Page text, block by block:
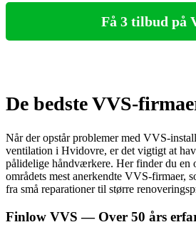
Få 3 tilbud på
De bedste VVS-
Når der opstår problemer med VVS-
ventilation i Hvidovre, er det vigtigt at
pålidelige håndværkere. Her finder du en
områdets mest anerkendtе VVS-firmaer,
fra små reparationer til større
Finlow VVS — Over 50 års